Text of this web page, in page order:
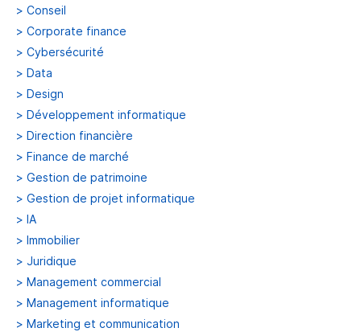
> Conseil
> Corporate finance
> Cybersécurité
> Data
> Design
> Développement informatique
> Direction financière
> Finance de marché
> Gestion de patrimoine
> Gestion de projet informatique
> IA
> Immobilier
> Juridique
> Management commercial
> Management informatique
> Marketing et communication